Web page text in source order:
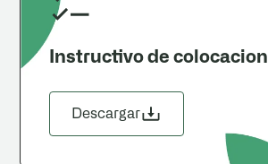
Instructivo de colocacion
Descargar